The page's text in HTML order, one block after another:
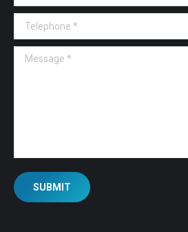
Telephone *
Message *
SUBMIT